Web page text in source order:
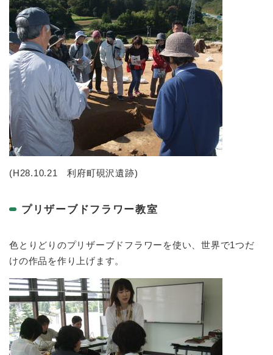
(H28.10.21 利府町硯沢遺跡)
プリザーブドフラワー教室
色とりどりのプリザーブドフラワーを使い、世界で1つだ
けの作品を作り上げます。